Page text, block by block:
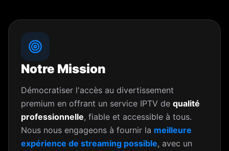
Notre Mission
Démocratiser l'accès au divertissement
premium en offrant un service IPTV de qualité
professionnelle, fiable et accessible à tous.
Nous nous engageons à fournir la meilleure
expérience de streaming possible, avec un